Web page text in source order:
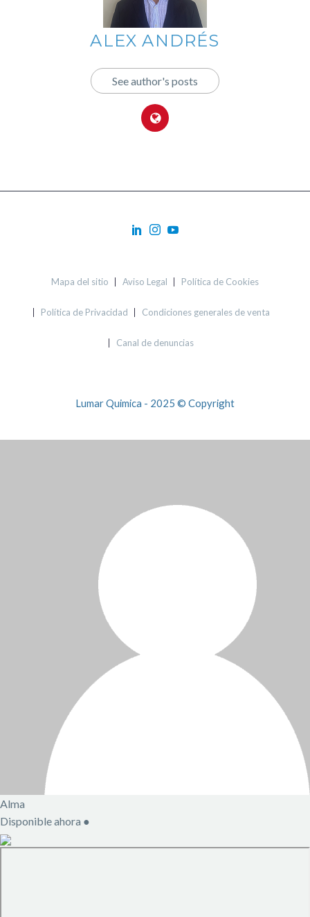
ALEX ANDRÉS
See author's posts
Mapa del sitio Aviso Legal Política de Cookies
Política de Privacidad Condiciones generales de venta
Canal de denuncias
Lumar Quimica - 2025 © Copyright
Alma
Disponible ahora ●